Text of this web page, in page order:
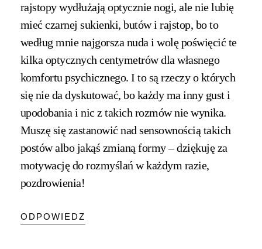
rajstopy wydłużają optycznie nogi, ale nie lubię
mieć czarnej sukienki, butów i rajstop, bo to
według mnie najgorsza nuda i wolę poświęcić te
kilka optycznych centymetrów dla własnego
komfortu psychicznego. I to są rzeczy o których
się nie da dyskutować, bo każdy ma inny gust i
upodobania i nic z takich rozmów nie wynika.
Muszę się zastanowić nad sensownością takich
postów albo jakąś zmianą formy – dziękuję za
motywację do rozmyślań w każdym razie,
pozdrowienia!
ODPOWIEDZ